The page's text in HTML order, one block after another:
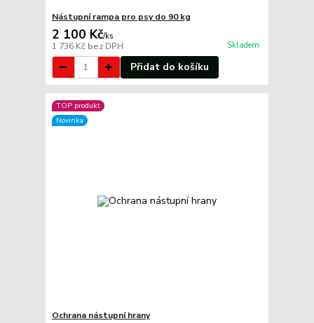
Nástupní rampa pro psy do 90 kg
2 100 Kč/ks
1 736 Kč bez DPH Skladem
Přidat do košíku
TOP produkt
Novinka
Ochrana nástupní hrany